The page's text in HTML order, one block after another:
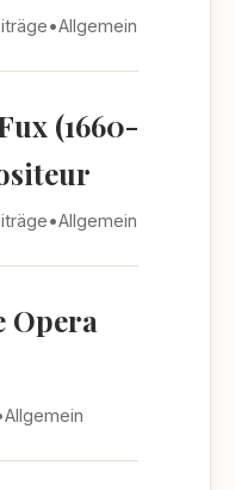
•Allgemein
(1660-
•Allgemein
Opera
Allgemein